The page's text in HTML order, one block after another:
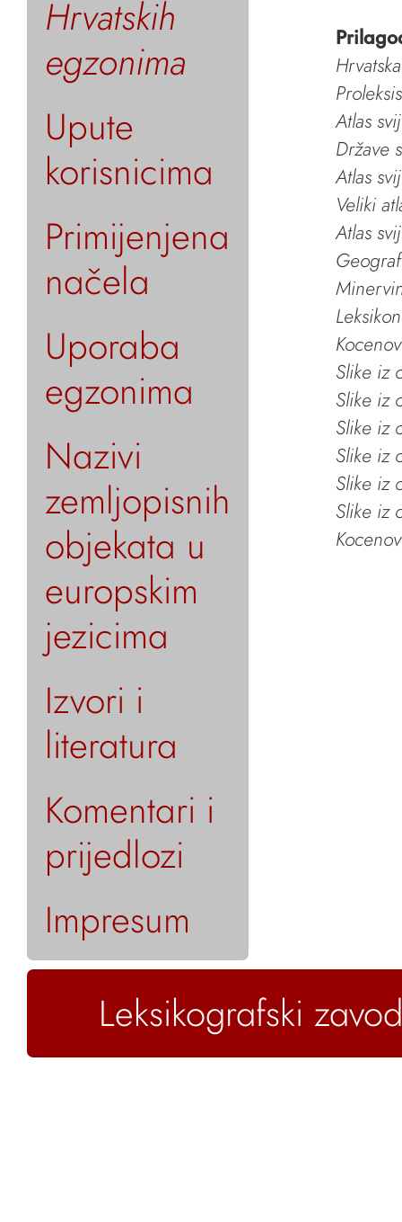
Hrvatskih
egzonima
Upute
korisnicima
Primijenjena
načela
Uporaba
egzonima
Nazivi
zemljopisnih
objekata u
europskim
jezicima
Izvori i
literatura
Komentari i
prijedlozi
Impresum
Atlas
Države
Atlas
Veliki
Atlas
Slike iz
Slike iz
Slike iz
Slike iz
Slike iz
Slike iz
Leksikografski